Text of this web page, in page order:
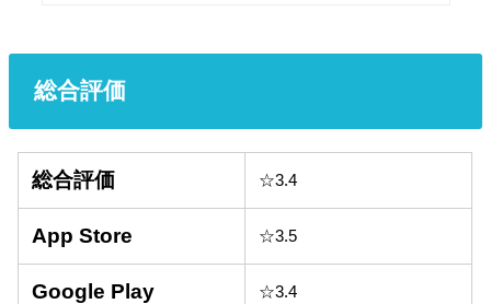
総合評価
総合評価 ☆3.4
App Store ☆3.5
Google Play ☆3.4